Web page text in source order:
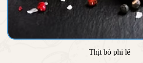
Thịt bò phi lê